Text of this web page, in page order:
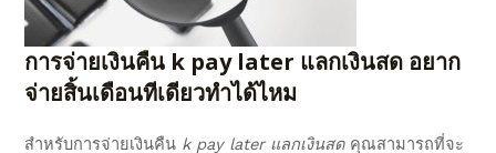
การจ่ายเงินคืน k pay later แลกเงินสด อยาก
จ่ายสิ้นเดือนทีเดียวทำได้ไหม
สำหรับการจ่ายเงินคืน k pay later แลกเงินสด คุณสามารถที่จะ